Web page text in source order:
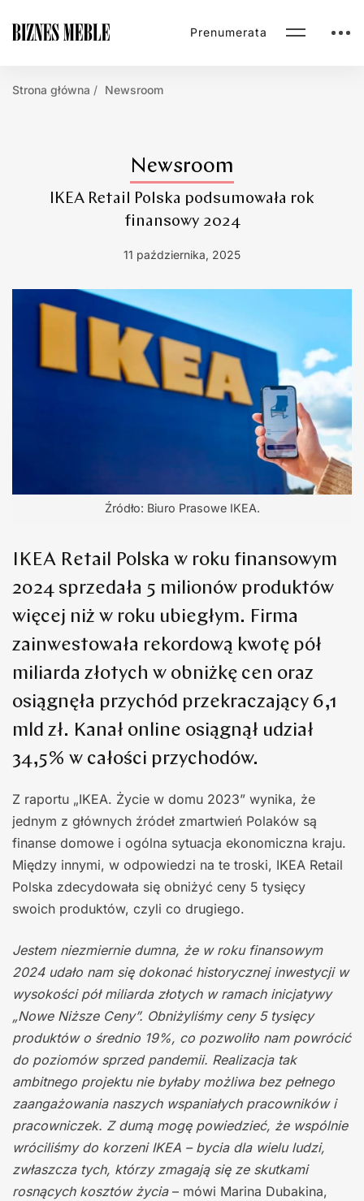
Prenumerata
Strona główna Newsroom
Newsroom
IKEA Retail Polska podsumowała rok
finansowy 2024
11 października, 2025
Źródło: Biuro Prasowe IKEA.
IKEA Retail Polska w roku finansowym
2024 sprzedała 5 milionów produktów
więcej niż w roku ubiegłym. Firma
zainwestowała rekordową kwotę pół
miliarda złotych w obniżkę cen oraz
osiągnęła przychód przekraczający 6,1
mld zł. Kanał online osiągnął udział
34,5% w całości przychodów.
Z raportu „IKEA. Życie w domu 2023” wynika, że
jednym z głównych źródeł zmartwień Polaków są
finanse domowe i ogólna sytuacja ekonomiczna kraju.
Między innymi, w odpowiedzi na te troski, IKEA Retail
Polska zdecydowała się obniżyć ceny 5 tysięcy
swoich produktów, czyli co drugiego.
Jestem niezmiernie dumna, że w roku finansowym
2024 udało nam się dokonać historycznej inwestycji w
wysokości pół miliarda złotych w ramach inicjatywy
„Nowe Niższe Ceny”. Obniżyliśmy ceny 5 tysięcy
produktów o średnio 19%, co pozwoliło nam powrócić
do poziomów sprzed pandemii. Realizacja tak
ambitnego projektu nie byłaby możliwa bez pełnego
zaangażowania naszych wspaniałych pracowników i
pracowniczek. Z dumą mogę powiedzieć, że wspólnie
wróciliśmy do korzeni IKEA – bycia dla wielu ludzi,
zwłaszcza tych, którzy zmagają się ze skutkami
rosnących kosztów życia– mówi Marina Dubakina,